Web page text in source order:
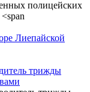
Лиепайской
трижды